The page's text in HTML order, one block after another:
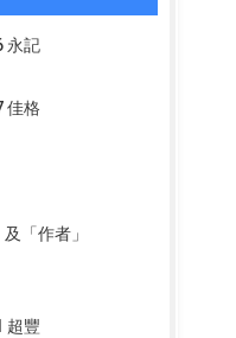
永記
佳格
「作者」
超豐